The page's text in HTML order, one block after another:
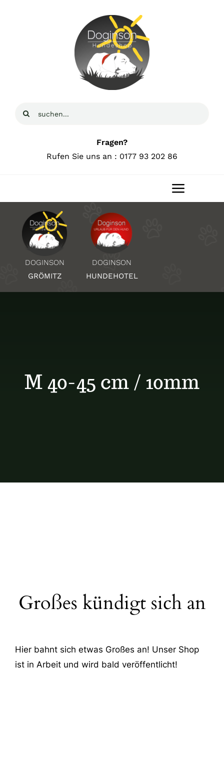
Suche
Fragen?
Rufen Sie uns an : 0177 93 202 86
Toggle
Home
Über Uns
DOGINSON
GRÖMITZ
DOGINSON
HUNDEHOTEL
M 40-45 cm / 10mm
Großes kündigt sich an
Hier bahnt sich etwas Großes an! Unser Shop
ist in Arbeit und wird bald veröffentlicht!